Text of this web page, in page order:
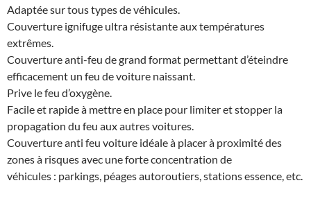
Adaptée sur tous types de véhicules.
Couverture ignifuge ultra résistante aux températures
extrêmes.
Couverture anti-feu de grand format permettant d’éteindre
efficacement un feu de voiture naissant.
Prive le feu d’oxygène.
Facile et rapide à mettre en place pour limiter et stopper la
propagation du feu aux autres voitures.
Couverture anti feu voiture idéale à placer à proximité des
zones à risques avec une forte concentration de
véhicules : parkings, péages autoroutiers, stations essence, etc.